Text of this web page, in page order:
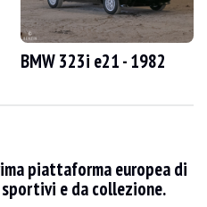
il veicolo è in buone condizioni. La
BMW 323i e21 - 1982
piattaforma europea di
e da collezione.